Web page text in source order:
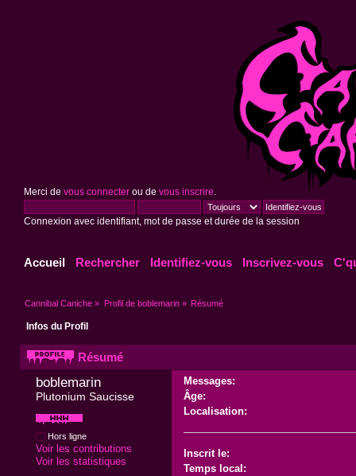
Merci de vous connecterou de vous inscrire
Connexion avec identifiant, mot de passe et durée de la session
Accueil Rechercher Identifiez-vous Inscrivez-vous
Cannibal Caniche » Profil de boblemarin» Résumé
Infos du Profil
Résumé
boblemarin
Plutonium Saucisse
Hors ligne
Voir les contributions
Voir les statistiques
Messages:
Âge:
Localisation:
Inscrit le:
Temps local: